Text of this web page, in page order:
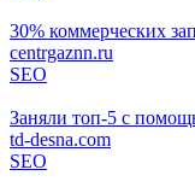
30% коммерческих
centrgaznn.ru
SEO
Заняли топ-5 с
td-desna.com
SEO